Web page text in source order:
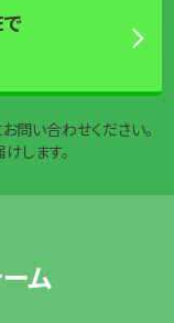
問い合わせください。
します。
ム